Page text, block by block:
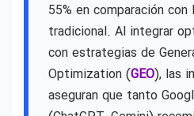
55% en comparación
tradicional. Al integrar
con estrategias de
Optimization (GEO), las
aseguran que tanto